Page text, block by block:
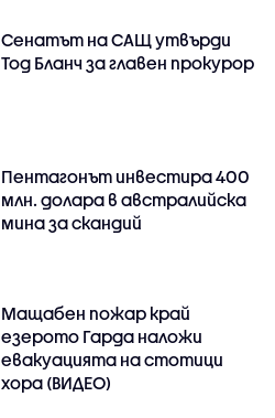
Сенатът на САЩ утвърди
Тод Бланч за главен прокурор
Пентагонът инвестира 400
млн. долара в австралийска
мина за скандий
Мащабен пожар край
езерото Гарда наложи
евакуацията на стотици
хора (ВИДЕО)